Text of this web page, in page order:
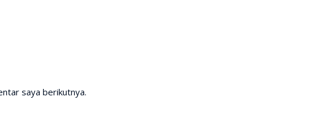
saya berikutnya.